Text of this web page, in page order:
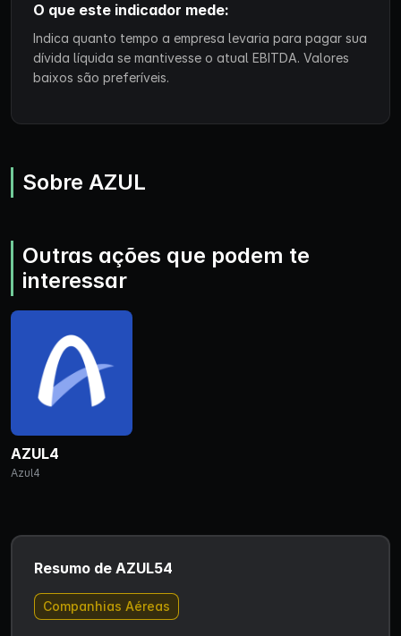
O que este indicador mede:
Indica quanto tempo a empresa levaria para pagar sua
dívida líquida se mantivesse o atual EBITDA. Valores
baixos são preferíveis.
Sobre AZUL
Outras ações que podem te
interessar
AZUL4
Azul4
Resumo de AZUL54
Companhias Aéreas